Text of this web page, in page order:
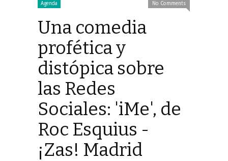
Agenda No Comments
Una comedia
profética y
distópica sobre
las Redes
Sociales: 'iMe', de
Roc Esquius -
¡Zas! Madrid